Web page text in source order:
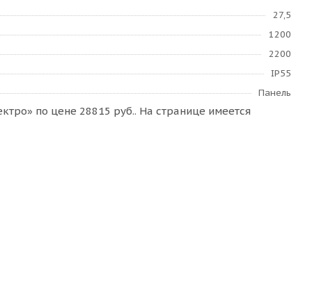
27,5
1200
2200
IP55
Панель
по цене 28815 руб.. На странице имеется